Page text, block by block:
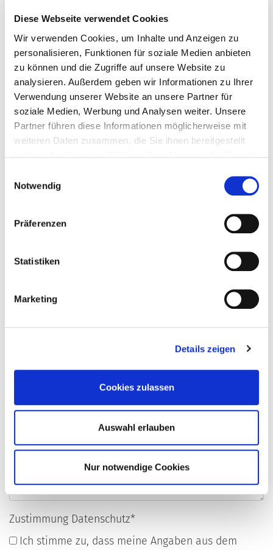
Diese Webseite verwendet Cookies
Wir verwenden Cookies, um Inhalte und Anzeigen zu
personalisieren, Funktionen für soziale Medien anbieten
zu können und die Zugriffe auf unsere Website zu
analysieren. Außerdem geben wir Informationen zu Ihrer
Verwendung unserer Website an unsere Partner für
soziale Medien, Werbung und Analysen weiter. Unsere
Partner führen diese Informationen möglicherweise mit
weiteren Daten zusammen, die Sie ihnen bereitgestellt
Notwendig
Präferenzen
Statistiken
Marketing
Details zeigen
Cookies zulassen
Auswahl erlauben
Nur notwendige Cookies
E-Mail
Postleitzahl
Ihre Nachricht an uns
Zustimmung Datenschutz*
Ich stimme zu, dass meine Angaben aus dem